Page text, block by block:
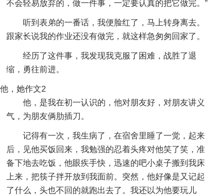
不会轻易放弃的，做一件事，一定要认真的把它做完。”
听到表弟的一番话，我便脸红了，马上转身离去。
跟家长说我的作业还没有做完，就这样急匆匆回家了。
经历了这件事，我发现我克服了困难，战胜了退
缩，勇往前进。
他，她作文2
他，是我在初一认识的，他对朋友好，对朋友讲义
气，为朋友俩肋插刀。
记得有一次，我生病了，在宿舍里睡了一觉，起来
后，见他买饭回来，我勉强的忍着头疼对他笑了笑，准
备下地去吃饭，他眼疾手快，迅速的吧小桌子搬到我床
上来，把筷子拌开放到我面前。突然，他好像是又记起
了什么，头也不回的就跑出去了。我还以为他要玩儿